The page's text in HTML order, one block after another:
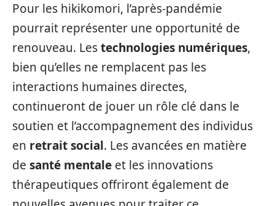
Pour les hikikomori, l’après-pandémie
pourrait représenter une opportunité de
renouveau. Lestechnologies numériques,
bien qu’elles ne remplacent pas les
interactions humaines directes,
continueront de jouer un rôle clé dans le
soutien et l’accompagnement des individus
en retrait social. Les avancées en matière
de santé mentale et les innovations
thérapeutiques offriront également de